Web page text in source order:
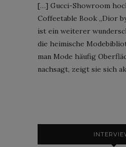
[…] Gucci-Showroom
Coffeetable Book „Dior
ist ein weiterer
die heimische
man Mode häufig
nachsagt, zeigt sie sich